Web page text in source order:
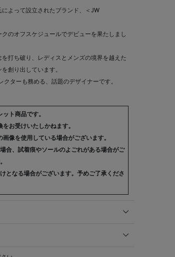
よって設立されたブランド、＜JW
のオフスケジュールでデビューを果たしまし
打ち破り、レディスとメンズの境界を越えた
創り出しています。
クターも務める、話題のデザイナーです。
ト商品です。
お受けいたしかねます。
像を使用している場合がございます。
合、試着痕やソールのよごれがある場合がご
となる場合がございます。予めご了承くださ